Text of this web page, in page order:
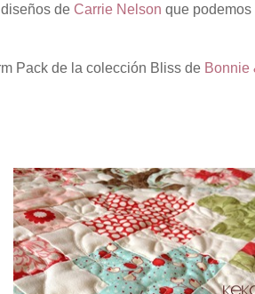
de Carrie Nelson que
Pack de la colección Bliss de Bonnie